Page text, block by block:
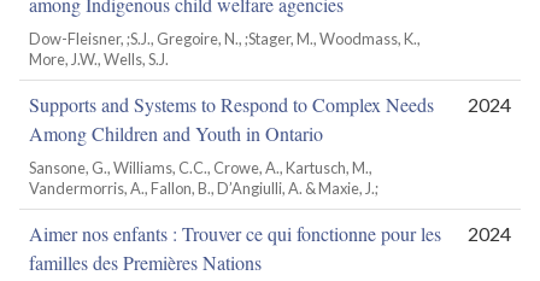
Dow-Fleisner, ;S.J., Gregoire, N., ;Stager, M., Woodmass, K.,
More, J.W., Wells, S.J.
Supports and Systems to Respond to Complex Needs
Among Children and Youth in Ontario
Sansone, G., Williams, C.C., Crowe, A., Kartusch, M.,
Vandermorris, A., Fallon, B., D’Angiulli, A. & Maxie, J.;
2024
Aimer nos enfants : Trouver ce qui fonctionne pour les
familles des Premières Nations
2024